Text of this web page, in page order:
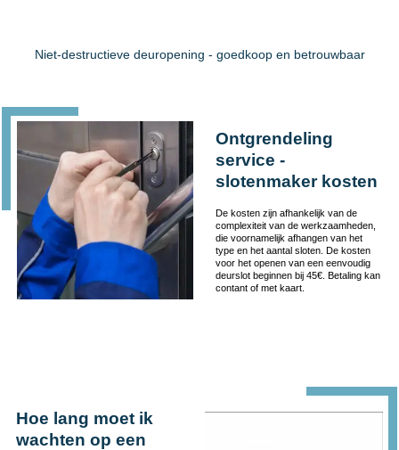
Niet-destructieve deuropening - goedkoop en betrouwbaar
Ontgrendeling
service -
slotenmaker kosten
De kosten zijn afhankelijk van de
complexiteit van de werkzaamheden,
die voornamelijk afhangen van het
type en het aantal sloten. De kosten
voor het openen van een eenvoudig
deurslot beginnen bij 45€. Betaling kan
contant of met kaart.
Hoe lang moet ik
wachten op een